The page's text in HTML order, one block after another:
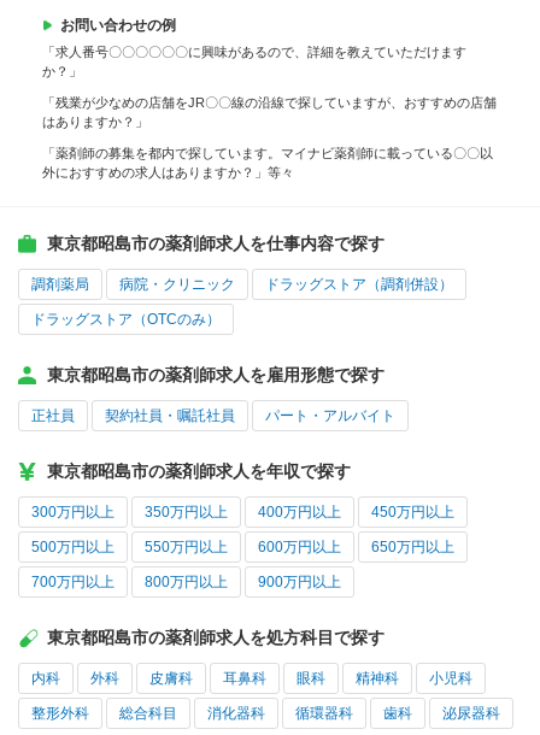
お問い合わせの例
「求人番号〇〇〇〇〇〇に興味があるので、詳細を教えていただけます
か？」
「残業が少なめの店舗をJR〇〇線の沿線で探していますが、おすすめの店舗
はありますか？」
「薬剤師の募集を都内で探しています。マイナビ薬剤師に載っている〇〇以
外におすすめの求人はありますか？」等々
東京都昭島市の薬剤師求人を仕事内容で探す
調剤薬局 病院・クリニック ドラッグストア（調剤併設）
ドラッグストア（OTCのみ）
東京都昭島市の薬剤師求人を雇用形態で探す
正社員 契約社員・嘱託社員 パート・アルバイト
東京都昭島市の薬剤師求人を年収で探す
300万円以上 350万円以上 400万円以上 450万円以上
500万円以上 550万円以上 600万円以上 650万円以上
700万円以上 800万円以上 900万円以上
東京都昭島市の薬剤師求人を処方科目で探す
内科 外科 皮膚科 耳鼻科 眼科 精神科 小児科
整形外科 総合科目 消化器科 循環器科 歯科 泌尿器科